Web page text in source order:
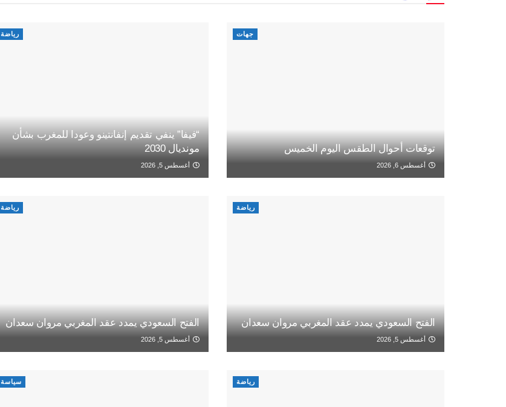
جهات
توقعات أحوال الطقس اليوم الخميس
أغسطس 6, 2026
رياضة
“فيفا” ينفي تقديم إنفانتينو وعودا للمغرب بشأن
مونديال 2030
أغسطس 5, 2026
رياضة
الفتح السعودي يمدد عقد المغربي مروان سعدان
أغسطس 5, 2026
رياضة
الفتح السعودي يمدد عقد المغربي مروان سعدان
أغسطس 5, 2026
رياضة سياسة